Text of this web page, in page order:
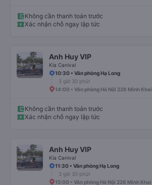
Không cần thanh toán trước
Xác nhận chỗ ngay lập tức
Anh Huy VIP
Kia Canival
10:30 • Văn phòng Hạ Long
3 giờ 30 phút
14:00 • Văn phòng Hà Nội 226 Minh Khai
Không cần thanh toán trước
Xác nhận chỗ ngay lập tức
Anh Huy VIP
Kia Canival
11:30 • Văn phòng Hạ Long
3 giờ 30 phút
15:00 • Văn phòng Hà Nội 226 Minh Khai